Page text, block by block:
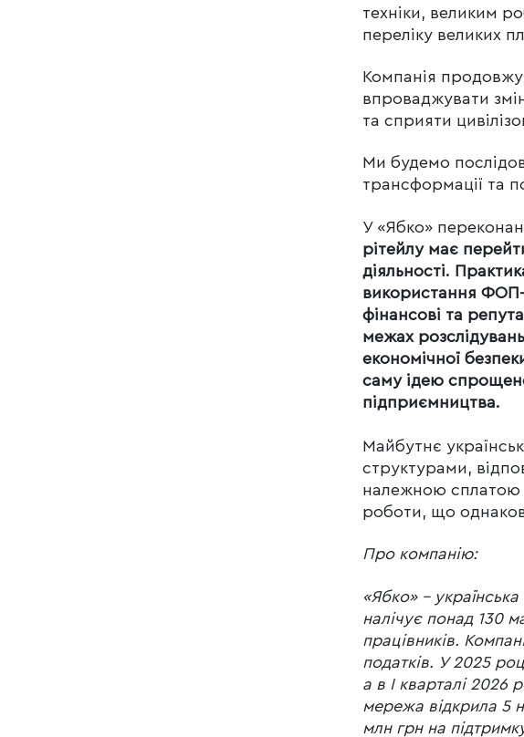
техніки, великим
переліку великих
Компанія
впроваджувати
та сприяти
Ми будемо
трансформації та
У «Ябко»
рітейлу має
діяльності.
використання ФОП-
фінансові та
межах
економічної
саму ідею
підприємництва.
Майбутнє
структурами,
належною сплатою
роботи, що
Про компанію:
«Ябко» –
налічує понад 130
працівників.
податків. У 2025
а в I кварталі 2026
мережа відкрила 5
млн грн на